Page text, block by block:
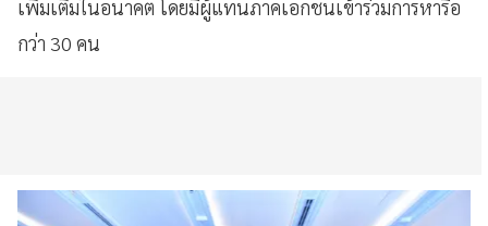
เพิ่มเติมในอนาคต โดยมีผู้แทนภาคเอกชนเข้าร่วมการหารือ
กว่า 30 คน